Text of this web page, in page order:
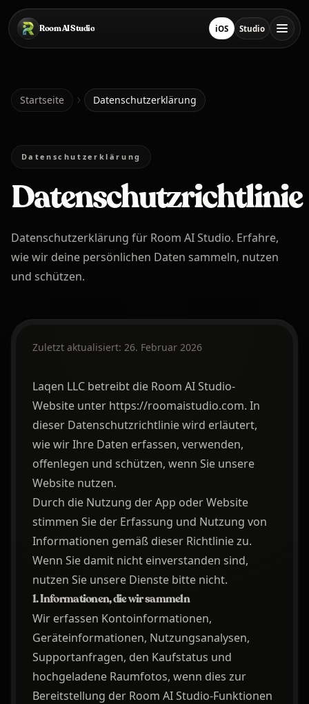
Zum Hauptinhalt springen
Room AI Studio
Startseite iOSLade im App Store
StudioStudio öffnen
Room AI Studio
Sprache
Deutsch
Startseite Datenschutzerklärung
Datenschutzerklärung
Datenschutzrichtlinie
Datenschutzerklärung für Room AI Studio. Erfahre,
wie wir deine persönlichen Daten sammeln, nutzen
und schützen.
Zuletzt aktualisiert: 26. Februar 2026
Laqen LLC betreibt die Room AI Studio-
Website unter https://roomaistudio.com. In
dieser Datenschutzrichtlinie wird erläutert,
wie wir Ihre Daten erfassen, verwenden,
offenlegen und schützen, wenn Sie unsere
Website nutzen.
Durch die Nutzung der App oder Website
stimmen Sie der Erfassung und Nutzung von
Informationen gemäß dieser Richtlinie zu.
Wenn Sie damit nicht einverstanden sind,
nutzen Sie unsere Dienste bitte nicht.
1. Informationen, die wir sammeln
Wir erfassen Kontoinformationen,
Geräteinformationen, Nutzungsanalysen,
Supportanfragen, den Kaufstatus und
hochgeladene Raumfotos, wenn dies zur
Bereitstellung der Room AI Studio-Funktionen